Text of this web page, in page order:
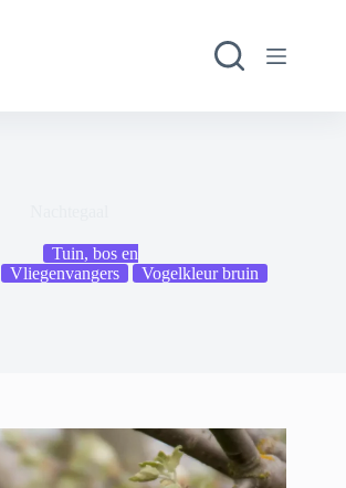
Tuin, bos en
Vliegenvangers Vogelkleur bruin